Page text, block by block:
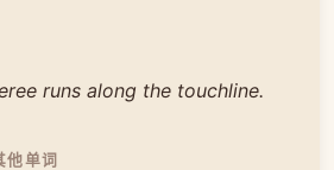
runs along the touchline.
他单词